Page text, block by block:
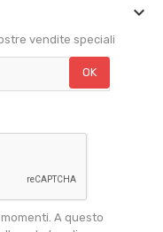

vendite speciali
A questo